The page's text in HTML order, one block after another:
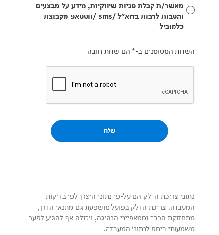
מאשר/ת קבלת פניות שיווקיות, מידע על מבצעים
והטבות לרבות בדוא״ל /sms /ווטסאפ מקבוצת
כלמוביל
השדות המסומנים ב-* הם שדות חובה
שלח
נתוני צריכת הדלק הם על-פי נתוני היצרן לפי בדיקות
המעבדה. צריכת הדלק בפועל מושפעת גם מתנאי הדרך,
מתחזוקת הרכב וממאפייני הנהיגה, ויכולה אף להגיע לפער
משמעותי ביחס לנתוני המעבדה.